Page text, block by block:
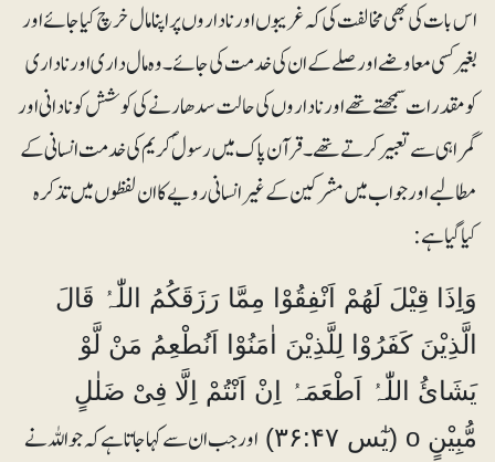
اس بات کی بھی مخالفت کی کہ غریبوں اور ناداروں پر اپنا مال خرچ کیا جائے اور
بغیر کسی معاوضے اور صلے کے ان کی خدمت کی جائے۔ وہ مال داری اور ناداری
کو مقدرات سمجھتے تھے اور ناداروں کی حالت سدھارنے کی کوشش کو نادانی اور
گمراہی سے تعبیر کرتے تھے۔ قرآن پاک میں رسولؐ کریم کی خدمت انسانی کے
مطالبے اور جواب میں مشرکین کے غیر انسانی رویے کا ان لفظوں میں تذکرہ
کیا گیا ہے :
وَاِِذَا قِیْلَ لَھُمْ اَنْفِقُوْا مِمَّا رَزَقَکُمُ اللّٰہُ قَالَ
الَّذِیْنَ کَفَرُوْا لِلَّذِیْنَ اٰمَنُوْا اَنُطْعِمُ مَنْ لَّوْ
یَشَائُ اللّٰہُ اَطْعَمَہُ اِِنْ اَنْتُمْ اِِلَّا فِیْ ضَلٰلٍ
مُّبِیْنٍ o (یٰٓس ۳۶:۴۷)
اور جب ان سے کہا جاتا ہے کہ جو اللہ نے